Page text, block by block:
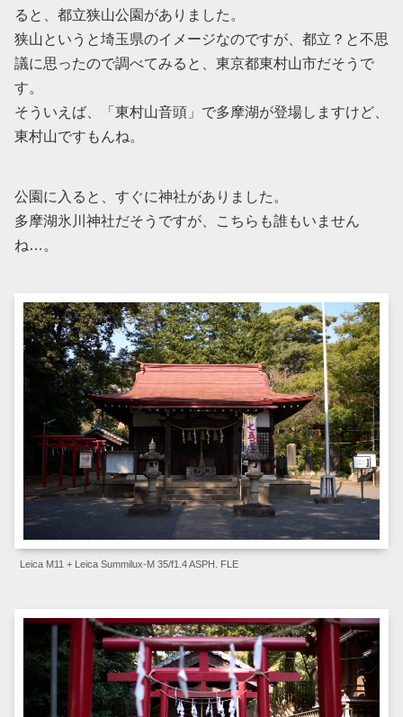
ると、都立狭山公園がありました。
狭山というと埼玉県のイメージなのですが、都立？と不思
議に思ったので調べてみると、東京都東村山市だそうで
す。
そういえば、「東村山音頭」で多摩湖が登場しますけど、
東村山ですもんね。
公園に入ると、すぐに神社がありました。
多摩湖氷川神社だそうですが、こちらも誰もいません
ね…。
Leica M11 + Leica Summilux-M 35/f1.4 ASPH. FLE